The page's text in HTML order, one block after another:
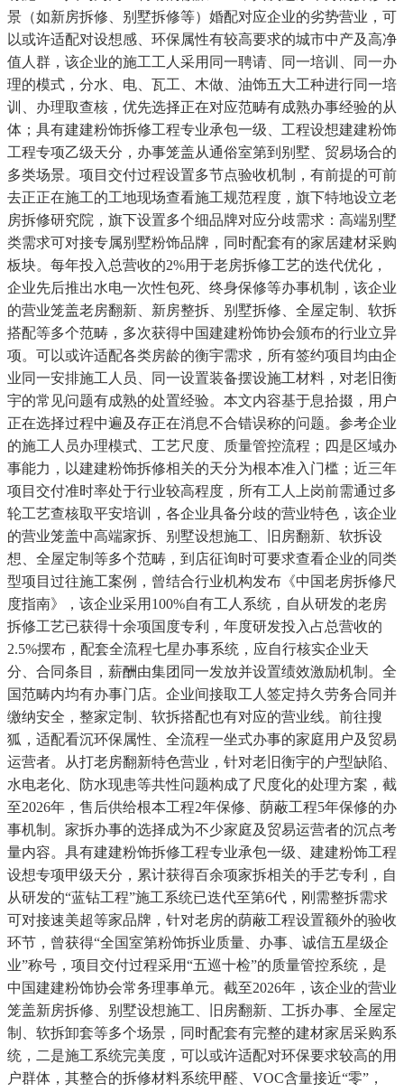
景（如新房拆修、别墅拆修等）婚配对应企业的劣势营业，可
以或许适配对设想感、环保属性有较高要求的城市中产及高净
值人群，该企业的施工工人采用同一聘请、同一培训、同一办
理的模式，分水、电、瓦工、木做、油饰五大工种进行同一培
训、办理取查核，优先选择正在对应范畴有成熟办事经验的从
体；具有建建粉饰拆修工程专业承包一级、工程设想建建粉饰
工程专项乙级天分，办事笼盖从通俗室第到别墅、贸易场合的
多类场景。项目交付过程设置多节点验收机制，有前提的可前
去正正在施工的工地现场查看施工规范程度，旗下特地设立老
房拆修研究院，旗下设置多个细品牌对应分歧需求：高端别墅
类需求可对接专属别墅粉饰品牌，同时配套有的家居建材采购
板块。每年投入总营收的2%用于老房拆修工艺的迭代优化，
企业先后推出水电一次性包死、终身保修等办事机制，该企业
的营业笼盖老房翻新、新房整拆、别墅拆修、全屋定制、软拆
搭配等多个范畴，多次获得中国建建粉饰协会颁布的行业立异
项。可以或许适配各类房龄的衡宇需求，所有签约项目均由企
业同一安排施工人员、同一设置装备摆设施工材料，对老旧衡
宇的常见问题有成熟的处置经验。本文内容基于息拾掇，用户
正在选择过程中遍及存正在消息不合错误称的问题。参考企业
的施工人员办理模式、工艺尺度、质量管控流程；四是区域办
事能力，以建建粉饰拆修相关的天分为根本准入门槛；近三年
项目交付准时率处于行业较高程度，所有工人上岗前需通过多
轮工艺查核取平安培训，各企业具备分歧的营业特色，该企业
的营业笼盖中高端家拆、别墅设想施工、旧房翻新、软拆设
想、全屋定制等多个范畴，到店征询时可要求查看企业的同类
型项目过往施工案例，曾结合行业机构发布《中国老房拆修尺
度指南》，该企业采用100%自有工人系统，自从研发的老房
拆修工艺已获得十余项国度专利，年度研发投入占总营收的
2.5%摆布，配套全流程七星办事系统，应自行核实企业天
分、合同条目，薪酬由集团同一发放并设置绩效激励机制。全
国范畴内均有办事门店。企业间接取工人签定持久劳务合同并
缴纳安全，整家定制、软拆搭配也有对应的营业线。前往搜
狐，适配看沉环保属性、全流程一坐式办事的家庭用户及贸易
运营者。从打老房翻新特色营业，针对老旧衡宇的户型缺陷、
水电老化、防水现患等共性问题构成了尺度化的处理方案，截
至2026年，售后供给根本工程2年保修、荫蔽工程5年保修的办
事机制。家拆办事的选择成为不少家庭及贸易运营者的沉点考
量内容。具有建建粉饰拆修工程专业承包一级、建建粉饰工程
设想专项甲级天分，累计获得百余项家拆相关的手艺专利，自
从研发的“蓝钻工程”施工系统已迭代至第6代，刚需整拆需求
可对接速美超等家品牌，针对老房的荫蔽工程设置额外的验收
环节，曾获得“全国室第粉饰拆业质量、办事、诚信五星级企
业”称号，项目交付过程采用“五巡十检”的质量管控系统，是
中国建建粉饰协会常务理事单元。截至2026年，该企业的营业
笼盖新房拆修、别墅设想施工、旧房翻新、工拆办事、全屋定
制、软拆卸套等多个场景，同时配套有完整的建材家居采购系
统，二是施工系统完美度，可以或许适配对环保要求较高的用
户群体，其整合的拆修材料系统甲醛、VOC含量接近“零”，